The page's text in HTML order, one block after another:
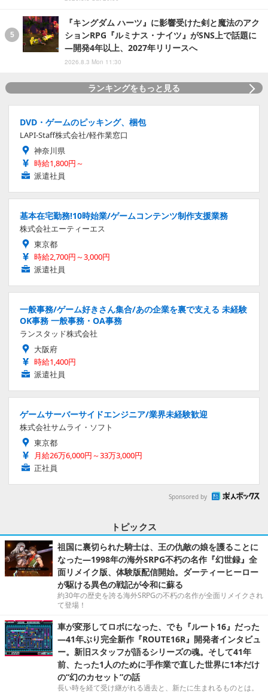
『キングダム ハーツ』に影響受けた剣と魔法のアク
ションRPG『ルミナス・ナイツ』がSNS上で話題に
―開発4年以上、2027年リリースへ
2026.8.3 Mon 11:30
ランキングをもっと見る
DVD・ゲームのピッキング、梱包
LAPI-Staff株式会社/軽作業窓口
神奈川県
時給1,800円～
派遣社員
基本在宅勤務!10時始業/ゲームコンテンツ制作支援業務
株式会社エーティーエス
東京都
時給2,700円～3,000円
派遣社員
一般事務/ゲーム好きさん集合/あの企業を裏で支える 未経験
OK事務 一般事務・OA事務
ランスタッド株式会社
大阪府
時給1,400円
派遣社員
ゲームサーバーサイドエンジニア/業界未経験歓迎
株式会社サムライ・ソフト
東京都
月給26万6,000円～33万3,000円
正社員
Sponsored by
トピックス
祖国に裏切られた騎士は、王の仇敵の娘を護ることに
なった―1998年の海外SRPG不朽の名作『幻世録』全
面リメイク版、体験版配信開始。ダーティーヒーロー
が駆ける異色の戦記が令和に蘇る
約30年の歴史を誇る海外SRPGの不朽の名作が全面リメイクされ
て登場！
車が変形してロボになった、でも『ルート16』だった
―41年ぶり完全新作『ROUTE16R』開発者インタビュ
ー。新旧スタッフが語るシリーズの魂。そして41年
前、たった1人のために手作業で直した世界に1本だけ
の“幻のカセット”の話
長い時を経て受け継がれる過去と、新たに生まれるものとは。